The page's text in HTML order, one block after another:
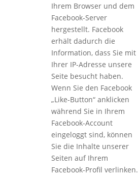
Ihrem Browser und dem
Facebook-Server
hergestellt. Facebook
erhält dadurch die
Information, dass Sie mit
Ihrer IP-Adresse unsere
Seite besucht haben.
Wenn Sie den Facebook
„Like-Button“ anklicken
während Sie in Ihrem
Facebook-Account
eingeloggt sind, können
Sie die Inhalte unserer
Seiten auf Ihrem
Facebook-Profil verlinken.